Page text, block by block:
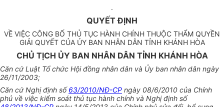
.
QUYẾT ÐỊNH
VỀ VIỆC CÔNG BỐ THỦ TỤC HÀNH CHÍNH THUỘC THẨM QUYỀN
GIẢI QUYẾT CỦA ỦY BAN NHÂN DÂN TỈNH KHÁNH HÒA
CHỦ TỊCH ỦY BAN NHÂN DÂN TỈNH KHÁNH HÒA
Căn cứ Luật Tổ chức Hội đồng nhân dân và Ủy ban nhân dân ngày
26/11/2003;
Căn cứ Nghị định số63/2010/NĐ-CP ngày 08/6/2010 của Chính
phủ về việc kiểm soát thủ tục hành chính và Nghị định số